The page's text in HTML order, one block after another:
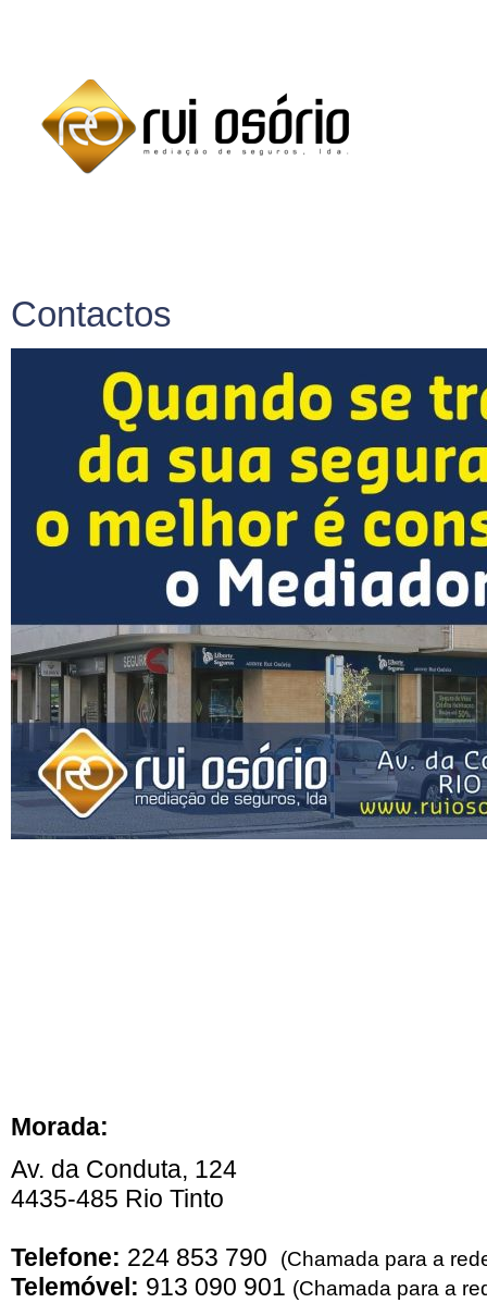
Contactos
Morada:
Av. da Conduta, 124
4435-485 Rio Tinto
Telefone: 224 853 790 (Chamada para a
Telemóvel: 913 090 901 (Chamada para a